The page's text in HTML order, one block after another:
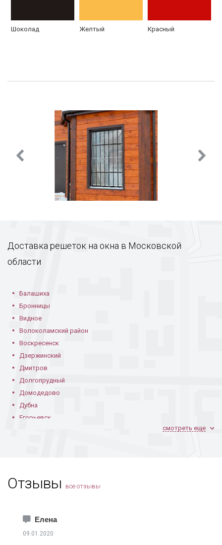
Шоколад Желтый Красный
Доставка решеток на окна в Московской
области
Балашиха
Бронницы
Видное
Волоколамский район
Воскресенск
Дзержинский
Дмитров
Долгопрудный
Домодедово
Дубна
Егорьевск
Зеленоград
Каширский район
смотреть еще
Отзывы все отзывы
Елена
09.01.2020